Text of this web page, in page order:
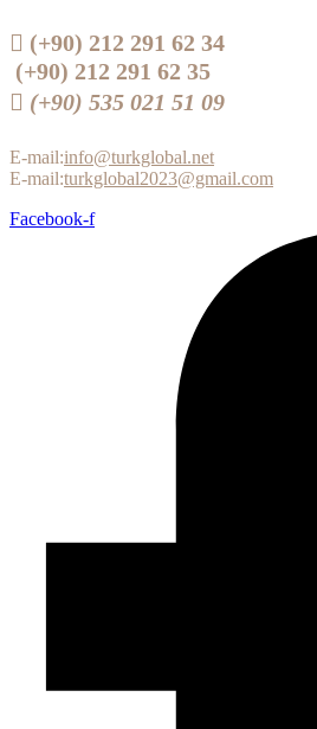
 (+90) 212 291 62 34
(+90) 212 291 62 35
 (+90) 535 021 51 09
E-mail:info@turkglobal.net
E-mail:turkglobal2023@gmail.com
Facebook-f